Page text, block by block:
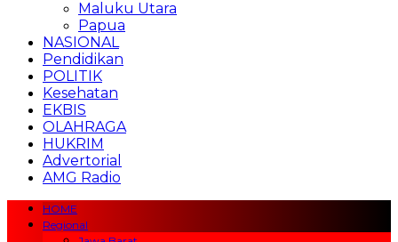
Maluku Utara
Papua
NASIONAL
Pendidikan
POLITIK
Kesehatan
EKBIS
OLAHRAGA
HUKRIM
Advertorial
AMG Radio
HOME
Regional